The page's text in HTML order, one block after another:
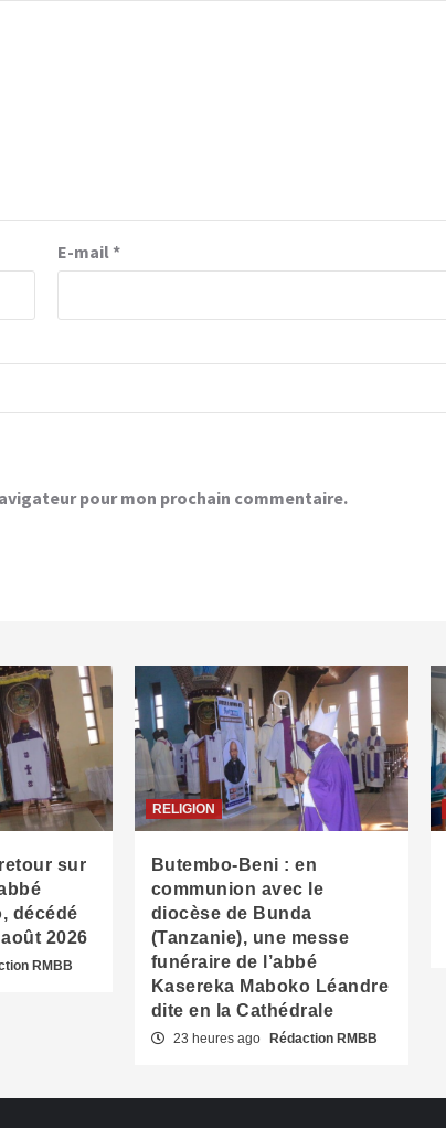
E-mail*
pour mon prochain commentaire.
sur
décédé
2026
RMBB
RELIGION
Butembo-Beni : en
communion avec le
diocèse de Bunda
(Tanzanie), une messe
funéraire de l’abbé
Kasereka Maboko Léandre
dite en la Cathédrale
23 heures ago Rédaction RMBB